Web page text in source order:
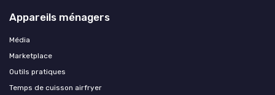
Appareils ménagers
Média
Marketplace
Outils pratiques
Temps de cuisson airfryer